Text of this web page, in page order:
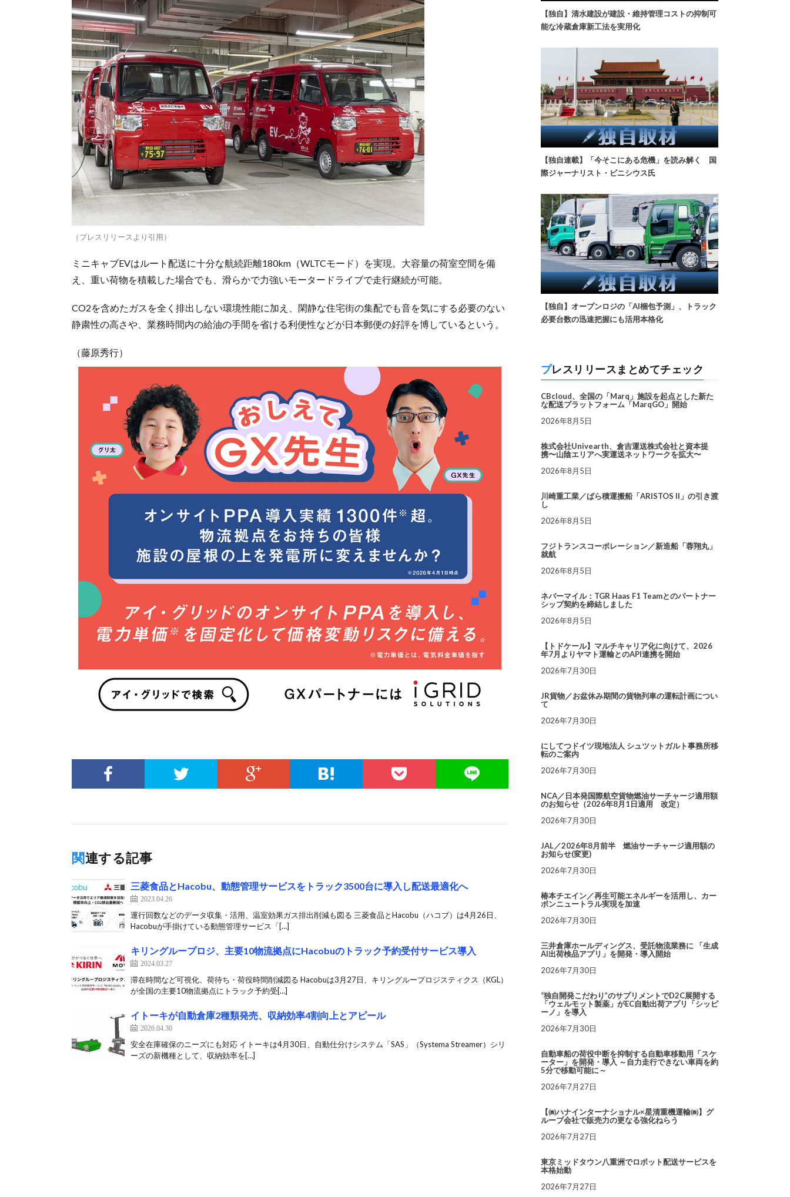
（プレスリリースより引用）
ミニキャブEVはルート配送に十分な航続距離180km（WLTCモード）を実現。大容量の荷室空間を備
え、重い荷物を積載した場合でも、滑らかで力強いモータードライブで走行継続が可能。
CO2を含めたガスを全く排出しない環境性能に加え、閑静な住宅街の集配でも音を気にする必要のない
静粛性の高さや、業務時間内の給油の手間を省ける利便性などが日本郵便の好評を博しているという。
（藤原秀行）
関連する記事
三菱食品とHacobu、動態管理サービスをトラック3500台に導入し配送最適化へ
2023.04.26
運行回数などのデータ収集・活用、温室効果ガス排出削減も図る 三菱食品とHacobu（ハコブ）は4月26日、
Hacobuが手掛けている動態管理サービス「[…]
キリングループロジ、主要10物流拠点にHacobuのトラック予約受付サービス導入
2024.03.27
滞在時間など可視化、荷待ち・荷役時間削減図る Hacobuは3月27日、キリングループロジスティクス（KGL）
が全国の主要10物流拠点にトラック予約受[…]
イトーキが自動倉庫2種類発売、収納効率4割向上とアピール
2026.04.30
安全在庫確保のニーズにも対応 イトーキは4月30日、自動仕分けシステム「SAS」（Systema Streamer）シリ
ーズの新機種として、収納効率を[…]
【独自】清水建設が建設・維持管理コストの抑制可
能な冷蔵倉庫新工法を実用化
【独自連載】「今そこにある危機」を読み解く 国
際ジャーナリスト・ビニシウス氏
【独自】オープンロジの「AI梱包予測」、トラック
必要台数の迅速把握にも活用本格化
プレスリリースまとめてチェック
CBcloud、全国の「Marq」施設を起点とした新た
な配送プラットフォーム「MarqGO」開始
2026年8月5日
株式会社Univearth、倉吉運送株式会社と資本提
携〜山陰エリアへ実運送ネットワークを拡大〜
2026年8月5日
川崎重工業／ばら積運搬船「ARISTOS II」の引き渡
し
2026年8月5日
フジトランスコーポレーション／新造船「蓉翔丸」
就航
2026年8月5日
ネバーマイル：TGR Haas F1 Teamとのパートナー
シップ契約を締結しました
2026年8月5日
【トドケール】マルチキャリア化に向けて、2026
年7月よりヤマト運輸とのAPI連携を開始
2026年7月30日
JR貨物／お盆休み期間の貨物列車の運転計画につい
て
2026年7月30日
にしてつドイツ現地法人 シュツットガルト事務所移
転のご案内
2026年7月30日
NCA／日本発国際航空貨物燃油サーチャージ適用額
のお知らせ（2026年8月1日適用 改定）
2026年7月30日
JAL／2026年8月前半 燃油サーチャージ適用額の
お知らせ(変更)
2026年7月30日
椿本チエイン／再生可能エネルギーを活用し、カー
ボンニュートラル実現を加速
2026年7月30日
三井倉庫ホールディングス、受託物流業務に 「生成
AI出荷検品アプリ」を開発・導入開始
2026年7月30日
“独自開発こだわり”のサプリメントでD2C展開する
「ウェルモット製薬」がEC自動出荷アプリ「シッピ
ーノ」を導入
2026年7月30日
自動車船の荷役中断を抑制する自動車移動用「スケ
ーター」を開発・導入 ～自力走行できない車両を約
5分で移動可能に～
2026年7月27日
【㈱ハナインターナショナル×星清重機運輸㈱】グ
ループ会社で販売力の更なる強化ねらう
2026年7月27日
東京ミッドタウン八重洲でロボット配送サービスを
本格始動
2026年7月27日